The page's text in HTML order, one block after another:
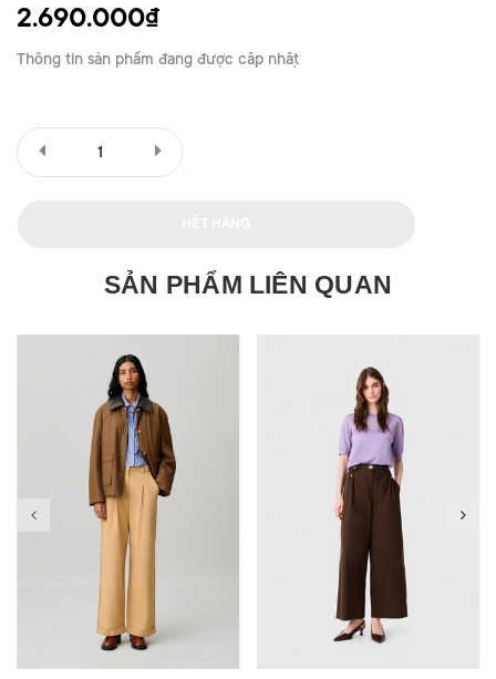
2.690.000₫
Thông tin sản phẩm đang được cập nhật
SẢN PHẨM LIÊN QUAN